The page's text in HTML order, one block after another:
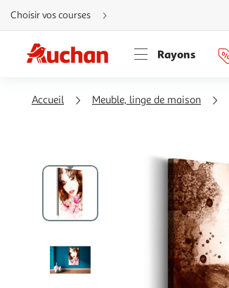
Aller
directement
au
Aller
directement
à
Aller
directement
Choisir vos courses
Rayons
Accueil Meuble, linge de maison